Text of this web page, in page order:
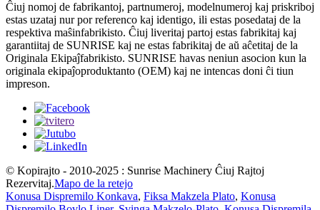
Ĉiuj nomoj de fabrikantoj, partnumeroj, modelnumeroj kaj priskriboj
estas uzataj nur por referenco kaj identigo, ili estas posedataj de la
respektiva maŝinfabrikisto. Ĉiuj liveritaj partoj estas fabrikitaj kaj
garantiitaj de SUNRISE kaj ne estas fabrikitaj de aŭ aĉetitaj de la
Originala Ekipaĵfabrikisto. SUNRISE havas neniun asocion kun la
originala ekipaĵoproduktanto (OEM) kaj ne intencas doni ĉi tiun
impreson.
© Kopirajto - 2010-2025 : Sunrise Machinery Ĉiuj Rajtoj
Rezervitaj.Mapo de la retejo
Konusa Dispremilo Konkava, Fiksa Makzela Plato, Konusa